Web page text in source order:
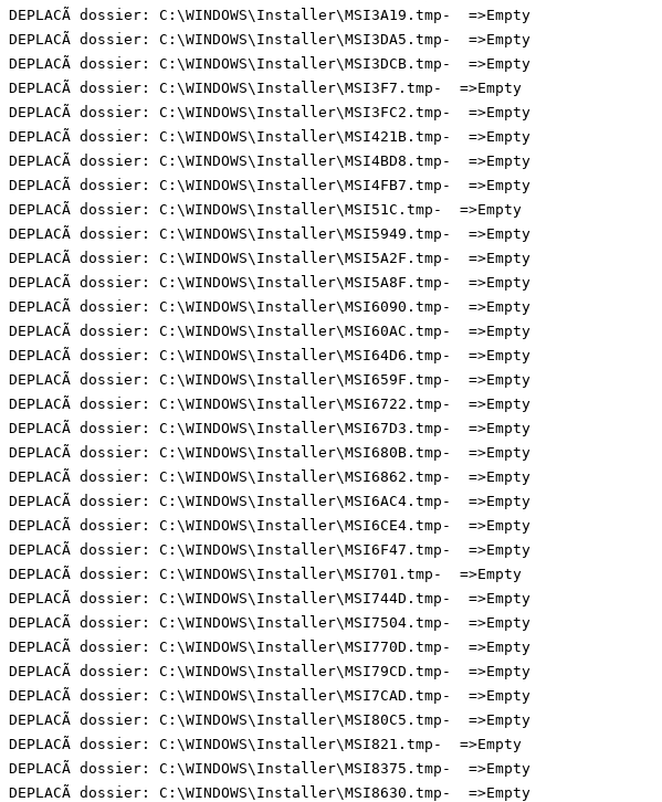
DEPLACÃ dossier: C:\WINDOWS\Installer\MSI3A19.tmp-  =>Empty
DEPLACÃ dossier: C:\WINDOWS\Installer\MSI3DA5.tmp-  =>Empty
DEPLACÃ dossier: C:\WINDOWS\Installer\MSI3DCB.tmp-  =>Empty
DEPLACÃ dossier: C:\WINDOWS\Installer\MSI3F7.tmp-  =>Empty
DEPLACÃ dossier: C:\WINDOWS\Installer\MSI3FC2.tmp-  =>Empty
DEPLACÃ dossier: C:\WINDOWS\Installer\MSI421B.tmp-  =>Empty
DEPLACÃ dossier: C:\WINDOWS\Installer\MSI4BD8.tmp-  =>Empty
DEPLACÃ dossier: C:\WINDOWS\Installer\MSI4FB7.tmp-  =>Empty
DEPLACÃ dossier: C:\WINDOWS\Installer\MSI51C.tmp-  =>Empty
DEPLACÃ dossier: C:\WINDOWS\Installer\MSI5949.tmp-  =>Empty
DEPLACÃ dossier: C:\WINDOWS\Installer\MSI5A2F.tmp-  =>Empty
DEPLACÃ dossier: C:\WINDOWS\Installer\MSI5A8F.tmp-  =>Empty
DEPLACÃ dossier: C:\WINDOWS\Installer\MSI6090.tmp-  =>Empty
DEPLACÃ dossier: C:\WINDOWS\Installer\MSI60AC.tmp-  =>Empty
DEPLACÃ dossier: C:\WINDOWS\Installer\MSI64D6.tmp-  =>Empty
DEPLACÃ dossier: C:\WINDOWS\Installer\MSI659F.tmp-  =>Empty
DEPLACÃ dossier: C:\WINDOWS\Installer\MSI6722.tmp-  =>Empty
DEPLACÃ dossier: C:\WINDOWS\Installer\MSI67D3.tmp-  =>Empty
DEPLACÃ dossier: C:\WINDOWS\Installer\MSI680B.tmp-  =>Empty
DEPLACÃ dossier: C:\WINDOWS\Installer\MSI6862.tmp-  =>Empty
DEPLACÃ dossier: C:\WINDOWS\Installer\MSI6AC4.tmp-  =>Empty
DEPLACÃ dossier: C:\WINDOWS\Installer\MSI6CE4.tmp-  =>Empty
DEPLACÃ dossier: C:\WINDOWS\Installer\MSI6F47.tmp-  =>Empty
DEPLACÃ dossier: C:\WINDOWS\Installer\MSI701.tmp-  =>Empty
DEPLACÃ dossier: C:\WINDOWS\Installer\MSI744D.tmp-  =>Empty
DEPLACÃ dossier: C:\WINDOWS\Installer\MSI7504.tmp-  =>Empty
DEPLACÃ dossier: C:\WINDOWS\Installer\MSI770D.tmp-  =>Empty
DEPLACÃ dossier: C:\WINDOWS\Installer\MSI79CD.tmp-  =>Empty
DEPLACÃ dossier: C:\WINDOWS\Installer\MSI7CAD.tmp-  =>Empty
DEPLACÃ dossier: C:\WINDOWS\Installer\MSI80C5.tmp-  =>Empty
DEPLACÃ dossier: C:\WINDOWS\Installer\MSI821.tmp-  =>Empty
DEPLACÃ dossier: C:\WINDOWS\Installer\MSI8375.tmp-  =>Empty
DEPLACÃ dossier: C:\WINDOWS\Installer\MSI8630.tmp-  =>Empty